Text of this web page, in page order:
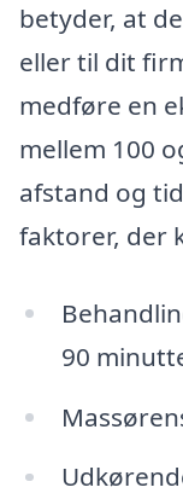
betyder, at
eller til dit
medføre en
mellem 100
afstand og
faktorer, der
90